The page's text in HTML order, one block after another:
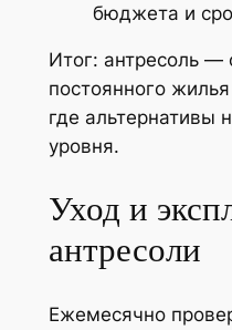
бюджета и
Итог: антресоль —
постоянного
где альтернативы
уровня.
Уход и
антресоли
Ежемесячно